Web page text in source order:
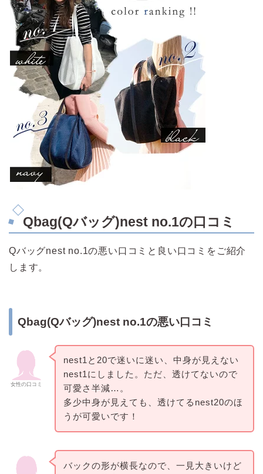
Qbag(Qバッグ)nest no.1の口コミ
Qバッグnest no.1の悪い口コミと良い口コミをご紹介
します。
Qbag(Qバッグ)nest no.1の悪い口コミ
女性の口コミ
nest1と20で迷いに迷い、中身が見えない
nest1にしました。ただ、透けてないので
可愛さ半減…。
多少中身が見えても、透けてるnest20のほ
うが可愛いです！
バックの形が横長なので、一見大きいけど